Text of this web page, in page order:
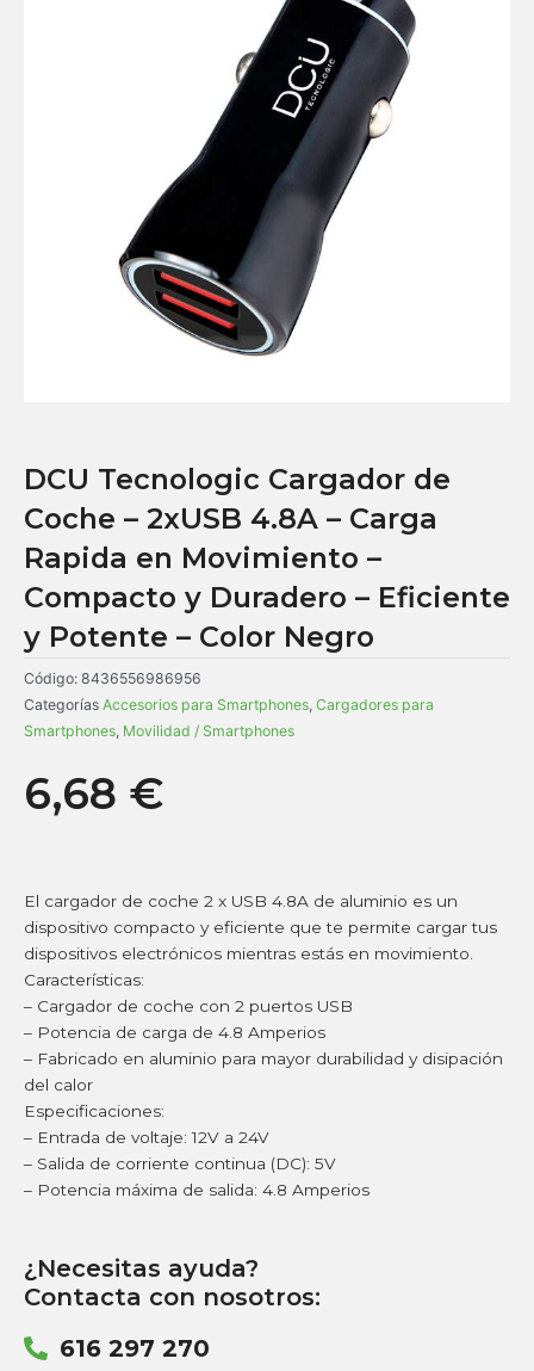
DCU Tecnologic Cargador de
Coche – 2xUSB 4.8A – Carga
Rapida en Movimiento –
Compacto y Duradero – Eficiente
y Potente – Color Negro
Código: 8436556986956
Categorías Accesorios para Smartphones, Cargadores para
Smartphones, Movilidad / Smartphones
6,68 €
El cargador de coche 2 x USB 4.8A de aluminio es un
dispositivo compacto y eficiente que te permite cargar tus
dispositivos electrónicos mientras estás en movimiento.
Características:
– Cargador de coche con 2 puertos USB
– Potencia de carga de 4.8 Amperios
– Fabricado en aluminio para mayor durabilidad y disipación
del calor
Especificaciones:
– Entrada de voltaje: 12V a 24V
– Salida de corriente continua (DC): 5V
– Potencia máxima de salida: 4.8 Amperios
¿Necesitas ayuda?
Contacta con nosotros:
616 297 270